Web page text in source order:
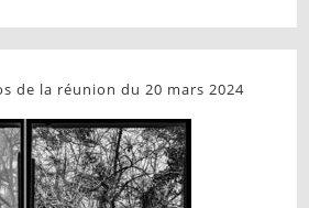
de la réunion du 20 mars 2024